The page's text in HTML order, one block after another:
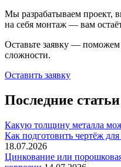
Мы разрабатываем проект,
на себя монтаж — вам
Оставьте заявку — поможем
сложности.
Оставить заявку
Последние статьи
Какую толщину металла
Как подготовить чертёж
18.07.2026
Цинкование или